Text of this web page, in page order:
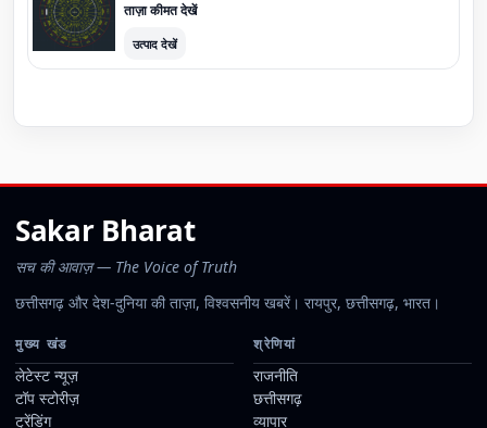
ताज़ा कीमत देखें
उत्पाद देखें
Sakar Bharat
सच की आवाज़ — The Voice of Truth
छत्तीसगढ़ और देश-दुनिया की ताज़ा, विश्वसनीय खबरें। रायपुर, छत्तीसगढ़, भारत।
मुख्य खंड
लेटेस्ट न्यूज़
टॉप स्टोरीज़
ट्रेंडिंग
श्रेणियां
राजनीति
छत्तीसगढ़
व्यापार